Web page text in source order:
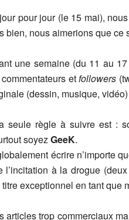
pour jour (le 15 mai),
bien, nous aimerions que
une semaine (du 11 au
etfollowers
(dessin, musique,
seule règle à suivre est :
soyezGeeK.
écrire n’importe
l’incitation à la drogue
exceptionnel en tant que
articles trop commerciaux